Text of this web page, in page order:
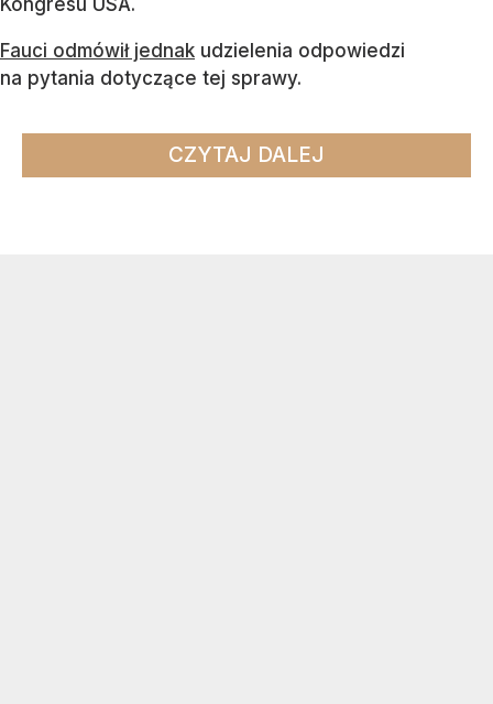
Kongresu USA.
Fauci odmówił jednak udzielenia odpowiedzi
na pytania dotyczące tej sprawy.
CZYTAJ DALEJ